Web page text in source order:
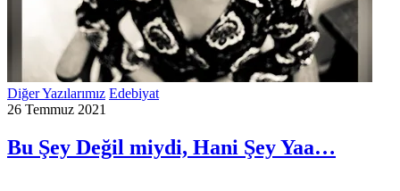
Diğer Yazılarımız Edebiyat
26 Temmuz 2021
Bu Şey Değil miydi, Hani Şey Yaa…